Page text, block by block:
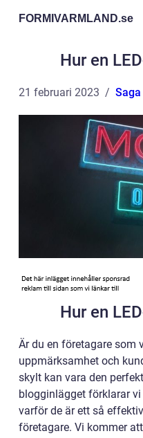
FORMIVARMLAND.se
Hur en
21 februari 2023
Hur en
Är du en företagare som
uppmärksamhet och
skylt kan vara den
blogginlägget förklarar
varför de är ett så
företagare. Vi kommer